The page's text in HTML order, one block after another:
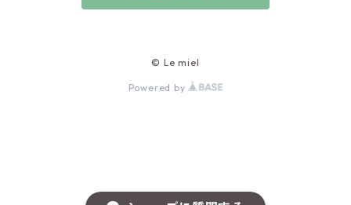
ブレスレット
アクアマリン
カボションカット
© Le miel
Powered by